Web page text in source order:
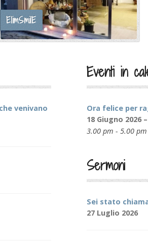
ElimSmilE
venivano
Eventi in
Ora felice per
18 Giugno 2026
3.00 pm - 5.00 pm
Sermoni
Sei stato
27 Luglio 2026